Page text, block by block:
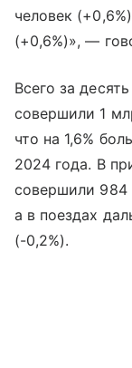
человек
(+0,6%)», —
Всего за
совершили 1
что на 1,6%
2024 года. В
совершили 984
а в поездах
(-0,2%).